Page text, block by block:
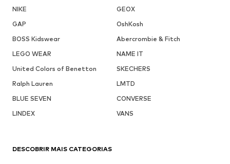
NIKE
GEOX
GAP
OshKosh
BOSS Kidswear
Abercrombie & Fitch
LEGO WEAR
NAME IT
United Colors of Benetton
SKECHERS
Ralph Lauren
LMTD
BLUE SEVEN
CONVERSE
LINDEX
VANS
DESCOBRIR MAIS CATEGORIAS